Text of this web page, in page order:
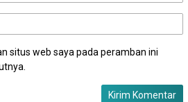
situs web saya pada peramban ini